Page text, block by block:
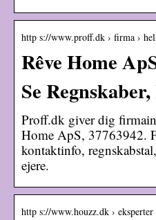
http s://www.proff.dk › firma ›
Rêve Home
Se
Proff.dk giver dig
Home ApS, 37763942.
kontaktinfo,
ejere.
http s://www.houzz.dk ›